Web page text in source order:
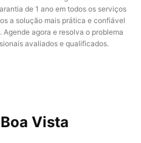
de 1 ano em todos os serviços
a solução mais prática e confiável
agora e resolva o problema
avaliados e qualificados.
Vista